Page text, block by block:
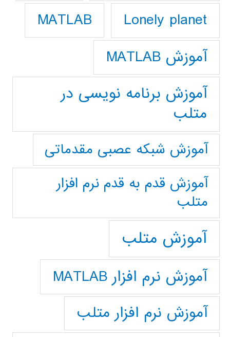
Lonely planet
MATLAB
آموزش MATLAB
آموزش برنامه نویسی در
متلب
آموزش شبکه عصبی مقدماتی
آموزش قدم به قدم نرم افزار
متلب
آموزش متلب
آموزش نرم افزار MATLAB
آموزش نرم افزار متلب